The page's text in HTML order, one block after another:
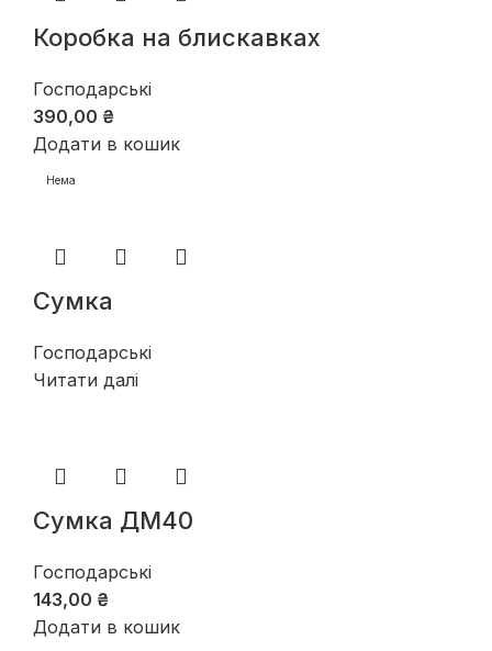
Коробка на блискавках
Господарські
390,00 ₴
Додати в кошик
Нема
Сумка
Господарські
Читати далі
Сумка ДМ40
Господарські
143,00 ₴
Додати в кошик